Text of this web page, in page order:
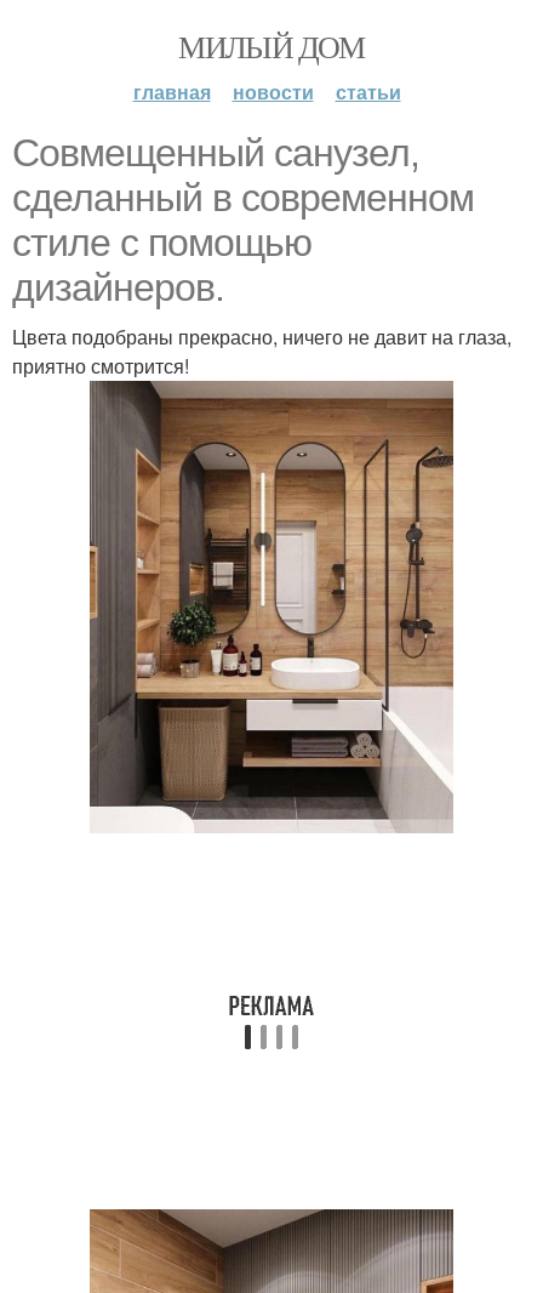
МИЛЫЙ ДОМ
главная новости статьи
Совмещенный санузел,
сделанный в современном
стиле с помощью
дизайнеров.
Цвета подобраны прекрасно, ничего не давит на глаза,
приятно смотрится!